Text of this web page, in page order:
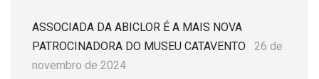
ASSOCIADA DA ABICLOR É A MAIS NOVA
PATROCINADORA DO MUSEU CATAVENTO
26 de
novembro de 2024